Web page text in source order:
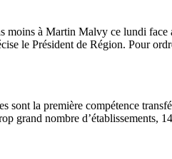
à Martin Malvy ce lundi face
le Président de Région. Pour
la première compétence
grand nombre d’établissements,